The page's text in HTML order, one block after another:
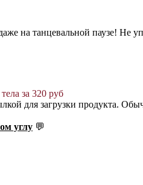
на танцевальной паузе! Не
за 320 руб
для загрузки продукта.
углу 💬